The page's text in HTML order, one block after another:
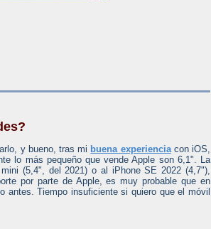
y bueno, tras mi buena experienciacon iOS,
lo más pequeño que vende Apple son 6,1". La
(5,4", del 2021) o al iPhone SE 2022 (4,7"),
por parte de Apple, es muy probable que en
antes. Tiempo insuficiente si quiero que el móvil